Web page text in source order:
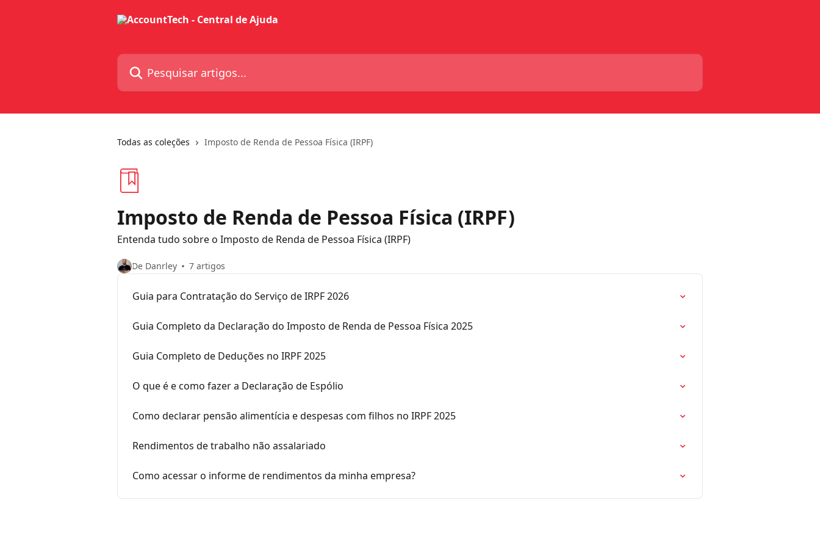
Pesquisar artigos...
Todas as coleções Imposto de Renda de Pessoa Física (IRPF)
Imposto de Renda de Pessoa Física (IRPF)
Entenda tudo sobre o Imposto de Renda de Pessoa Física (IRPF)
De Danrley 7 artigos
Guia para Contratação do Serviço de IRPF 2026
Guia Completo da Declaração do Imposto de Renda de Pessoa Física 2025
Guia Completo de Deduções no IRPF 2025
O que é e como fazer a Declaração de Espólio
Como declarar pensão alimentícia e despesas com filhos no IRPF 2025
Rendimentos de trabalho não assalariado
Como acessar o informe de rendimentos da minha empresa?